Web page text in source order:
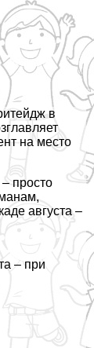
в
на место
просто
августа –
– при